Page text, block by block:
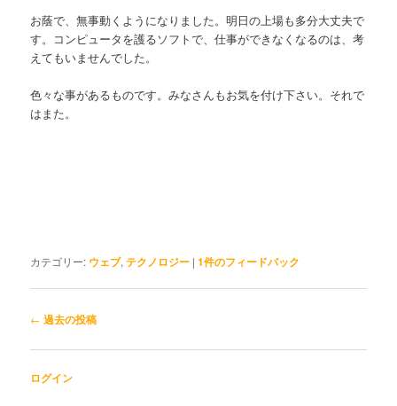
お蔭で、無事動くようになりました。明日の上場も多分大丈夫で
す。コンピュータを護るソフトで、仕事ができなくなるのは、考
えてもいませんでした。
色々な事があるものです。みなさんもお気を付け下さい。それで
はまた。
カテゴリー: ウェブ,テクノロジー |1件のフィードバック
投稿ナビゲーション
← 過去の投稿
ログイン